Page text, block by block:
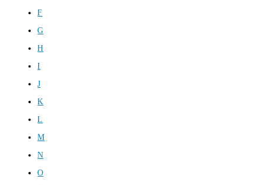
F
G
H
I
J
K
L
M
N
O